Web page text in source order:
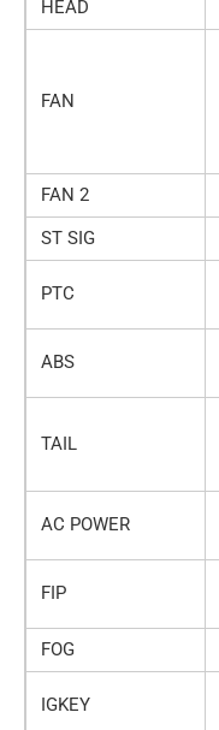
HEAD
FAN
FAN 2
ST SIG
PTC
ABS
TAIL
AC POWER
FIP
FOG
IGKEY